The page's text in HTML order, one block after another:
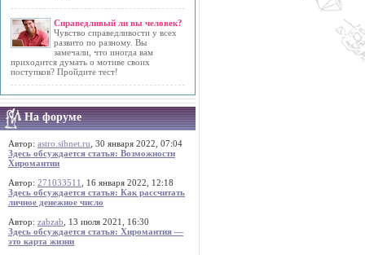
Справедливый ли вы человек?
Чувство справедливости у всех
развито по разному. Вы
замечали, что иногда вам
приходится думать о мотиве своих
поступков? Пройдите тест!
На форуме
Автор: astro.sibnet.ru , 30 января 2022, 07:04
Здесь обсуждается статья: Возможности
Хиромантии
Автор: 271033511
, 16 января 2022, 12:18
Здесь обсуждается статья: Как рассчитать
личное денежное число
Автор: zabzab , 13 июля 2021, 16:30
Здесь обсуждается статья: Хиромантия —
это карта жизни